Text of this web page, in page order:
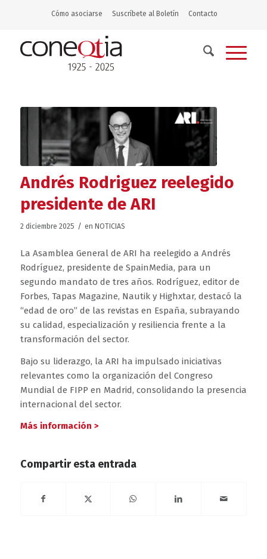
Cómo asociarse Suscríbete al Boletín Contacto
Andrés Rodriguez reelegido
presidente de ARI
2 diciembre 2025 / en NOTICIAS
La Asamblea General de ARI ha reelegido a Andrés
Rodríguez, presidente de SpainMedia, para un
segundo mandato de tres años. Rodríguez, editor de
Forbes, Tapas Magazine, Nautik y Highxtar, destacó la
“edad de oro” de las revistas en España, subrayando
su calidad, especialización y resiliencia frente a la
transformación del sector.
Bajo su liderazgo, la ARI ha impulsado iniciativas
relevantes como la organización del Congreso
Mundial de FIPP en Madrid, consolidando la presencia
internacional del sector.
Más información >
Compartir esta entrada